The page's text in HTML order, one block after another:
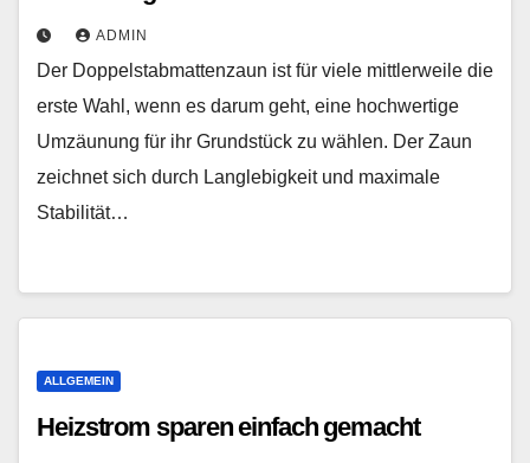
ADMIN
Der Doppelstabmattenzaun ist für viele mittlerweile die
erste Wahl, wenn es darum geht, eine hochwertige
Umzäunung für ihr Grundstück zu wählen. Der Zaun
zeichnet sich durch Langlebigkeit und maximale
Stabilität…
ALLGEMEIN
Heizstrom sparen einfach gemacht